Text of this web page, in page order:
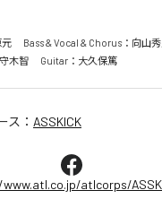
　Bass & Vocal & Chorus：向山
木智 　Guitar：大久保篤
ス： ASSKICK
atlcorps/